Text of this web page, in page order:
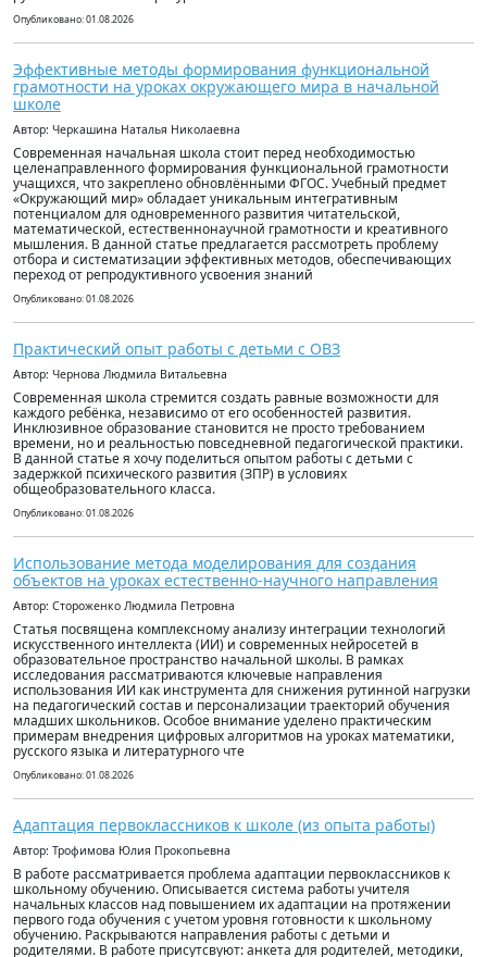
Опубликовано: 01.08.2026
Эффективные методы формирования функциональной
грамотности на уроках окружающего мира в начальной
школе
Автор: Черкашина Наталья Николаевна
Современная начальная школа стоит перед необходимостью
целенаправленного формирования функциональной грамотности
учащихся, что закреплено обновлёнными ФГОС. Учебный предмет
«Окружающий мир» обладает уникальным интегративным
потенциалом для одновременного развития читательской,
математической, естественнонаучной грамотности и креативного
мышления. В данной статье предлагается рассмотреть проблему
отбора и систематизации эффективных методов, обеспечивающих
переход от репродуктивного усвоения знаний
Опубликовано: 01.08.2026
Практический опыт работы с детьми с ОВЗ
Автор: Чернова Людмила Витальевна
Современная школа стремится создать равные возможности для
каждого ребёнка, независимо от его особенностей развития.
Инклюзивное образование становится не просто требованием
времени, но и реальностью повседневной педагогической практики.
В данной статье я хочу поделиться опытом работы с детьми с
задержкой психического развития (ЗПР) в условиях
общеобразовательного класса.
Опубликовано: 01.08.2026
Использование метода моделирования для создания
объектов на уроках естественно-научного направления
Автор: Стороженко Людмила Петровна
Статья посвящена комплексному анализу интеграции технологий
искусственного интеллекта (ИИ) и современных нейросетей в
образовательное пространство начальной школы. В рамках
исследования рассматриваются ключевые направления
использования ИИ как инструмента для снижения рутинной нагрузки
на педагогический состав и персонализации траекторий обучения
младших школьников. Особое внимание уделено практическим
примерам внедрения цифровых алгоритмов на уроках математики,
русского языка и литературного чте
Опубликовано: 01.08.2026
Адаптация первоклассников к школе (из опыта работы)
Автор: Трофимова Юлия Прокопьевна
В работе рассматривается проблема адаптации первоклассников к
школьному обучению. Описывается система работы учителя
начальных классов над повышением их адаптации на протяжении
первого года обучения с учетом уровня готовности к школьному
обучению. Раскрываются направления работы с детьми и
родителями. В работе присутсвуют: анкета для родителей, методики,